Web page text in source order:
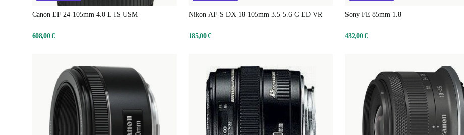
Canon EF 24-105mm 4.0 L IS USM
608,00 €
Nikon AF-S DX 18-105mm 3.5-5.6 G ED VR
185,00 €
Sony FE 85mm 1.8
432,00 €